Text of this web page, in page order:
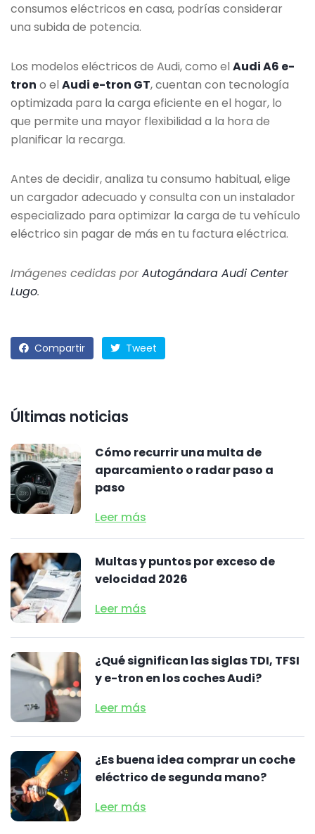
consumos eléctricos en casa, podrías considerar
una subida de potencia.
Los modelos eléctricos de Audi, como el Audi A6 e-
tron o el Audi e-tron GT, cuentan con tecnología
optimizada para la carga eficiente en el hogar, lo
que permite una mayor flexibilidad a la hora de
planificar la recarga.
Antes de decidir, analiza tu consumo habitual, elige
un cargador adecuado y consulta con un instalador
especializado para optimizar la carga de tu vehículo
eléctrico sin pagar de más en tu factura eléctrica.
Imágenes cedidas porAutogándara Audi Center
Lugo.
Compartir Tweet
Últimas noticias
Cómo recurrir una multa de
aparcamiento o radar paso a
paso
Leer más
Multas y puntos por exceso de
velocidad 2026
Leer más
¿Qué significan las siglas TDI, TFSI
y e-tron en los coches Audi?
Leer más
¿Es buena idea comprar un coche
eléctrico de segunda mano?
Leer más